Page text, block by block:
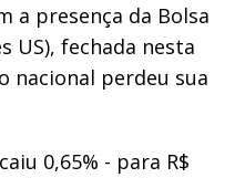
a presença da Bolsa
US), fechada nesta
nacional perdeu sua
0,65% - para R$